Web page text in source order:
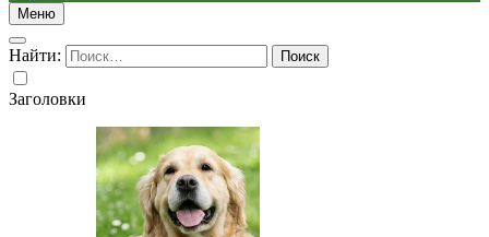
Меню
Найти:
Заголовки